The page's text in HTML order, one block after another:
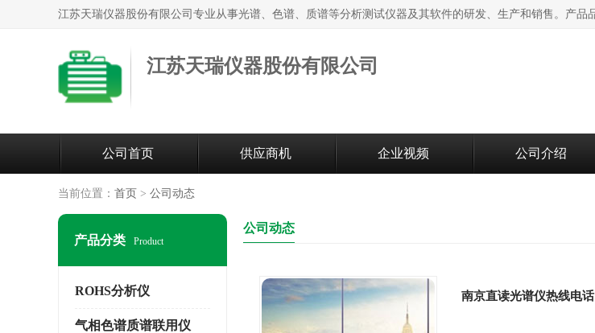
江苏天瑞仪器股份有限公司
公司首页 供应商机 企业视频 公司介绍
当前位置： 首页 > 公司动态
产品分类 Product
ROHS分析仪
气相色谱质谱联用仪
公司动态
南京直读光谱仪热线电话